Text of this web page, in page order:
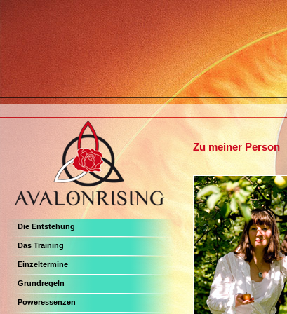
Die Entstehung
Das Training
Einzeltermine
Grundregeln
Poweressenzen
Zu meiner Person